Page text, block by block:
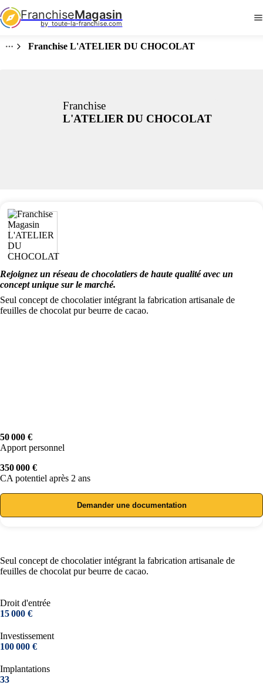
FranchiseMagasin
by  toute-la-franchise.com
Franchise L'ATELIER DU CHOCOLAT
Franchise
L'ATELIER DU CHOCOLAT
Rejoignez un réseau de chocolatiers de haute qualité avec un
concept unique sur le marché.
Seul concept de chocolatier intégrant la fabrication artisanale de
feuilles de chocolat pur beurre de cacao.
50 000 €
Apport personnel
350 000 €
CA potentiel après 2 ans
Demander une documentation
Seul concept de chocolatier intégrant la fabrication artisanale de
feuilles de chocolat pur beurre de cacao.
Droit d'entrée
15 000 €
Investissement
100 000 €
Implantations
33